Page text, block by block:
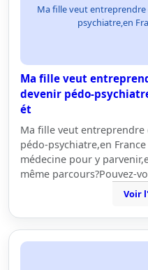
Ma fille veut
psychiatre,en
Ma fille veut
devenir pédo-
ét
Ma fille veut
pédo-psychiatre,en
médecine pour y
même parcours?Pouvez-
Voir